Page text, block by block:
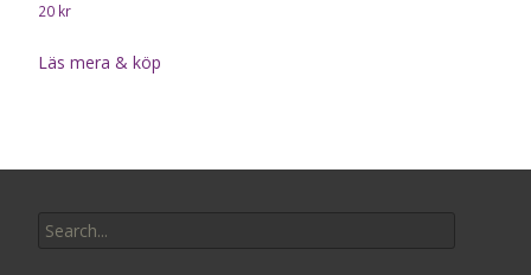
20 kr
Läs mera & köp
for: